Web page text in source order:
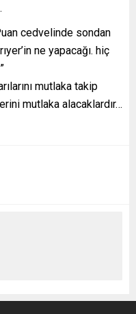
cedvelinde sondan
ne yapacağı. hiç
mutlaka takip
mutlaka alacaklardır…